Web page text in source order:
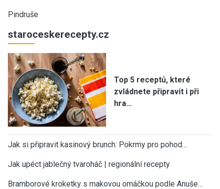
Pindruše
staroceskerecepty.cz
Top 5 receptů, které
zvládnete připravit i při
hra…
Jak si připravit kasinový brunch: Pokrmy pro pohod…
Jak upéct jablečný tvaroháč | regionální recepty
Bramborové kroketky s makovou omáčkou podle Anuše…